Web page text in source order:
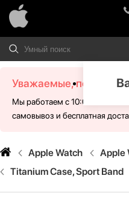
Уважаемые,
Мы работаем с 10:00 - 21:00
самовывоз и бесплатная
Apple Watch
Apple
Titanium Case, Sport Band